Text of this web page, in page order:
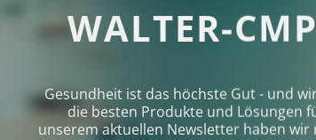
WALTER-
Gesundheit ist das höchste Gut - und
die besten Produkte und Lösungen
unserem aktuellen Newsletter haben